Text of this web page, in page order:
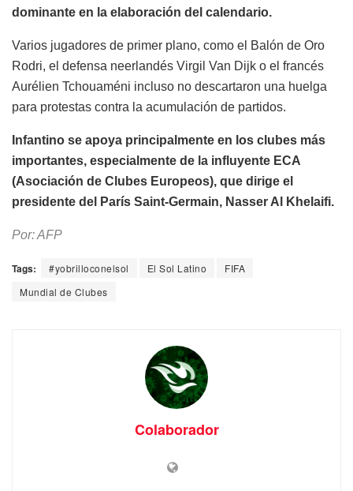
dominante en la elaboración del calendario.
Varios jugadores de primer plano, como el Balón de Oro
Rodri, el defensa neerlandés Virgil Van Dijk o el francés
Aurélien Tchouaméni incluso no descartaron una huelga
para protestas contra la acumulación de partidos.
Infantino se apoya principalmente en los clubes más
importantes, especialmente de la influyente ECA
(Asociación de Clubes Europeos), que dirige el
presidente del París Saint-Germain, Nasser Al Khelaifi.
Por: AFP
Tags: #yobrilloconelsol El Sol Latino
FIFA
Mundial de Clubes
Colaborador